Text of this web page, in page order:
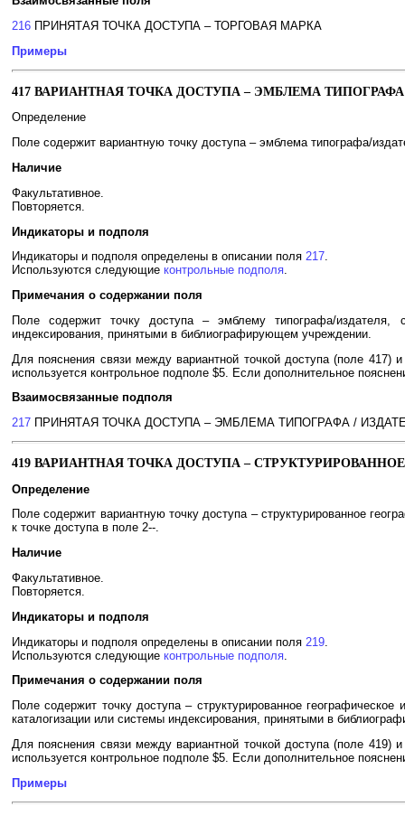
216 ПРИНЯТАЯ ТОЧКА ДОСТУПА – ТОРГОВАЯ МАРКА
Примеры
417 ВАРИАНТНАЯ ТОЧКА ДОСТУПА – ЭМБЛЕМА ТИПОГРАФА
Определение
Поле содержит вариантную точку доступа – эмблема типографа/
Наличие
Факультативное.
Повторяется.
Индикаторы и подполя
Индикаторы и подполя определены в описании поля 217.
Используются следующие контрольные подполя.
Примечания о содержании поля
Поле содержит точку доступа – эмблему типографа/издателя,
индексирования, принятыми в библиографирующем учреждении.
Для пояснения связи между вариантной точкой доступа (поле
используется контрольное подполе $5. Если дополнительное
Взаимосвязанные подполя
217 ПРИНЯТАЯ ТОЧКА ДОСТУПА – ЭМБЛЕМА ТИПОГРАФА /
419 ВАРИАНТНАЯ ТОЧКА ДОСТУПА –
Определение
Поле содержит вариантную точку доступа – структурированное
к точке доступа в поле 2--.
Наличие
Факультативное.
Повторяется.
Индикаторы и подполя
Индикаторы и подполя определены в описании поля 219
Используются следующие контрольные подполя
Примечания о содержании поля
Поле содержит точку доступа – структурированное
каталогизации или системы индексирования, принятыми в
Для пояснения связи между вариантной точкой доступа (поле
используется контрольное подполе $5. Если дополнительное
Примеры